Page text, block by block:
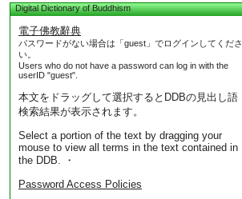
Digital Dictionary of Buddhism
電子佛教辭典
パスワードがない場合は「guest」でログインしてくださ
い。
Users who do not have a password can log in with the
userID "guest".
本文をドラッグして選択するとDDBの見出し語
検索結果が表示されます。
Select a portion of the text by dragging your
mouse to view all terms in the text contained in
the DDB. ・
Password Access Policies